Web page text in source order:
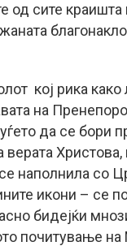
од сите
кој рика како
на
да се бори
Христова,
наполнила со
икони – се
бидејќи
почитување на